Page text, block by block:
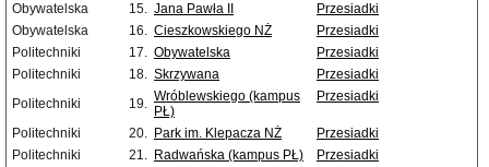
Obywatelska
15. Jana Pawła II
Przesiadki
Obywatelska
16. Cieszkowskiego NŻ
Przesiadki
Politechniki
17. Obywatelska
Przesiadki
Politechniki
18. Skrzywana
Przesiadki
Politechniki
19. Wróblewskiego (kampus
PŁ)
Przesiadki
Politechniki 20. Park im. Klepacza NŻ
Przesiadki
Politechniki
21. Radwańska (kampus PŁ)
Przesiadki